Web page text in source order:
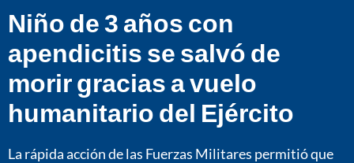
Niño de 3 años con
apendicitis se salvó de
morir gracias a vuelo
humanitario del Ejército
La rápida acción de las Fuerzas Militares permitió que